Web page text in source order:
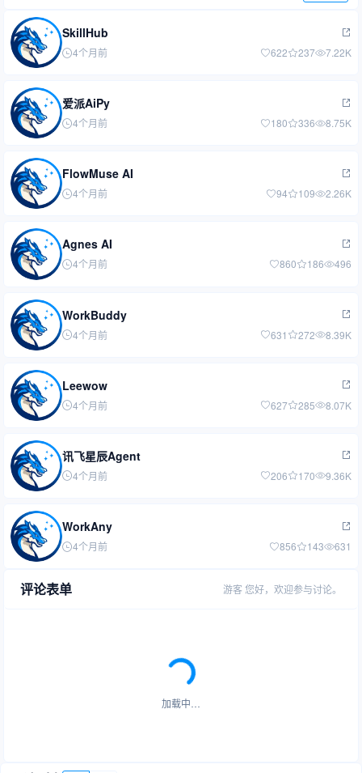
SkillHub
4个月前 622 237 7.22K
爱派AiPy
4个月前 180 336 8.75K
FlowMuse AI
4个月前 94 109 2.26K
Agnes AI
4个月前 860 186 496
WorkBuddy
4个月前 631 272 8.39K
Leewow
4个月前 627 285 8.07K
讯飞星辰Agent
4个月前 206 170 9.36K
WorkAny
4个月前 856 143 631
评论表单 游客 您好，欢迎参与讨论。
加载中…